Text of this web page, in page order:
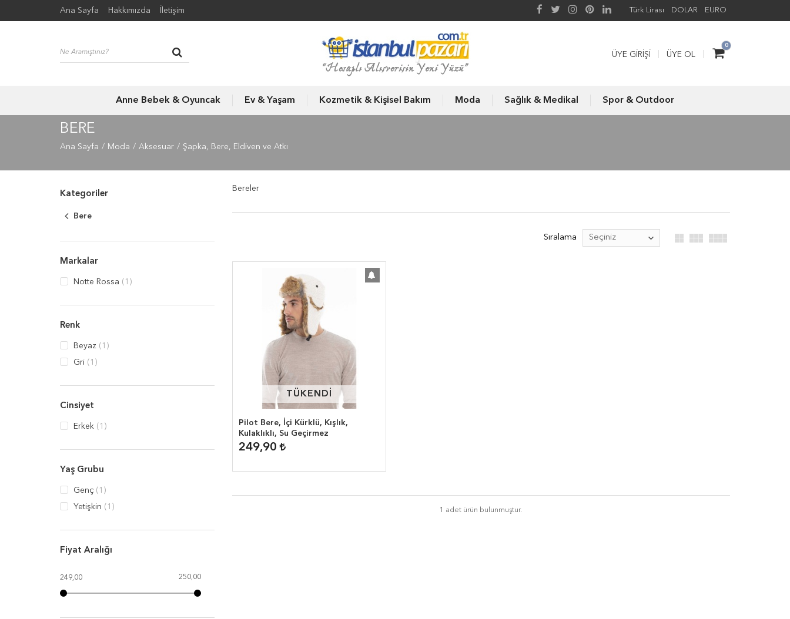
Ana Sayfa Hakkımızda İletişim Türk Lirası DOLAR EURO
0
ÜYE GIRIŞI ÜYE OL
Anne Bebek & Oyuncak Ev & Yaşam Kozmetik & Kişisel Bakım Moda Sağlık & Medikal Spor & Outdoor
BERE
Ana Sayfa Moda Aksesuar Şapka, Bere, Eldiven ve Atkı
Kategoriler
Bere
Markalar
Notte Rossa (1)
Renk
Beyaz (1)
Gri (1)
Cinsiyet
Erkek (1)
Yaş Grubu
Genç (1)
Yetişkin (1)
Fiyat Aralığı
249,00 250,00
Bereler
Sıralama
TÜKENDİ
TÜKENDİ
Pilot Bere, İçi Kürklü, Kışlık,
Kulaklıklı, Su Geçirmez
249,90
1 adet ürün bulunmuştur.